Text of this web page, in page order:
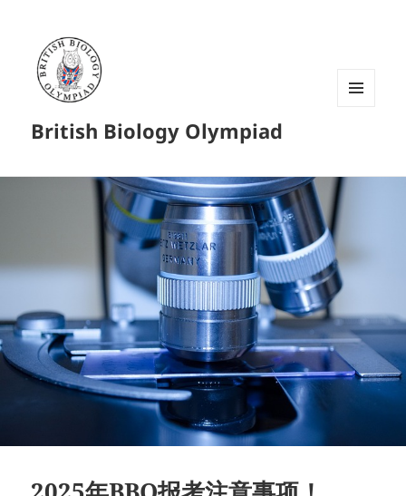
British Biology Olympiad